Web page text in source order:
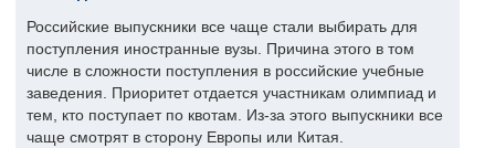
Российские выпускники все чаще стали выбирать для
поступления иностранные вузы. Причина этого в том
числе в сложности поступления в российские учебные
заведения. Приоритет отдается участникам олимпиад и
тем, кто поступает по квотам. Из-за этого выпускники все
чаще смотрят в сторону Европы или Китая.